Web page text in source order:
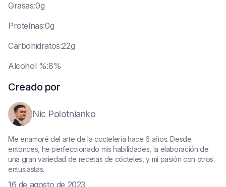
Grasas:0g
Proteínas:0g
Carbohidratos:22g
Alcohol %:8%
Creado por
Nic Polotnianko
Me enamoré del arte de la coctelería hace 6 años. Desde
entonces, he perfeccionado mis habilidades, la elaboración de
una gran variedad de recetas de cócteles, y mi pasión con otros
entusiastas.
16 de agosto de 2023